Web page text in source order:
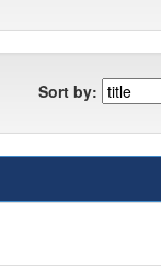
Sort by: